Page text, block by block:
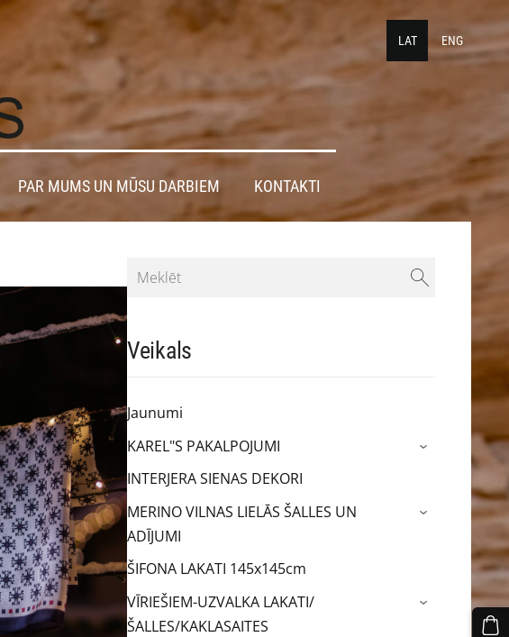
LAT ENG
PAR MUMS UN MŪSU DARBIEM KONTAKTI
Veikals
Jaunumi
KAREL"S PAKALPOJUMI
›
INTERJERA SIENAS DEKORI
MERINO VILNAS LIELĀS ŠALLES UN
ADĪJUMI
›
ŠIFONA LAKATI 145x145cm
VĪRIEŠIEM-UZVALKA LAKATI/
ŠALLES/KAKLASAITES
›